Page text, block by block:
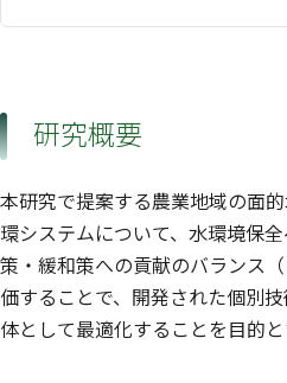
研究概要
本研究で提案する農業地域の面
環システムについて、水環境保
策・緩和策への貢献のバランス
価することで、開発された個別
体として最適化することを目的と